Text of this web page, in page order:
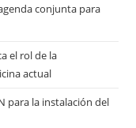
conjunta para
el rol de la
actual
para la instalación del